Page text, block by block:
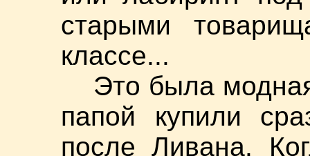
старыми
классе...
Это была
папой купили
после Ливана.